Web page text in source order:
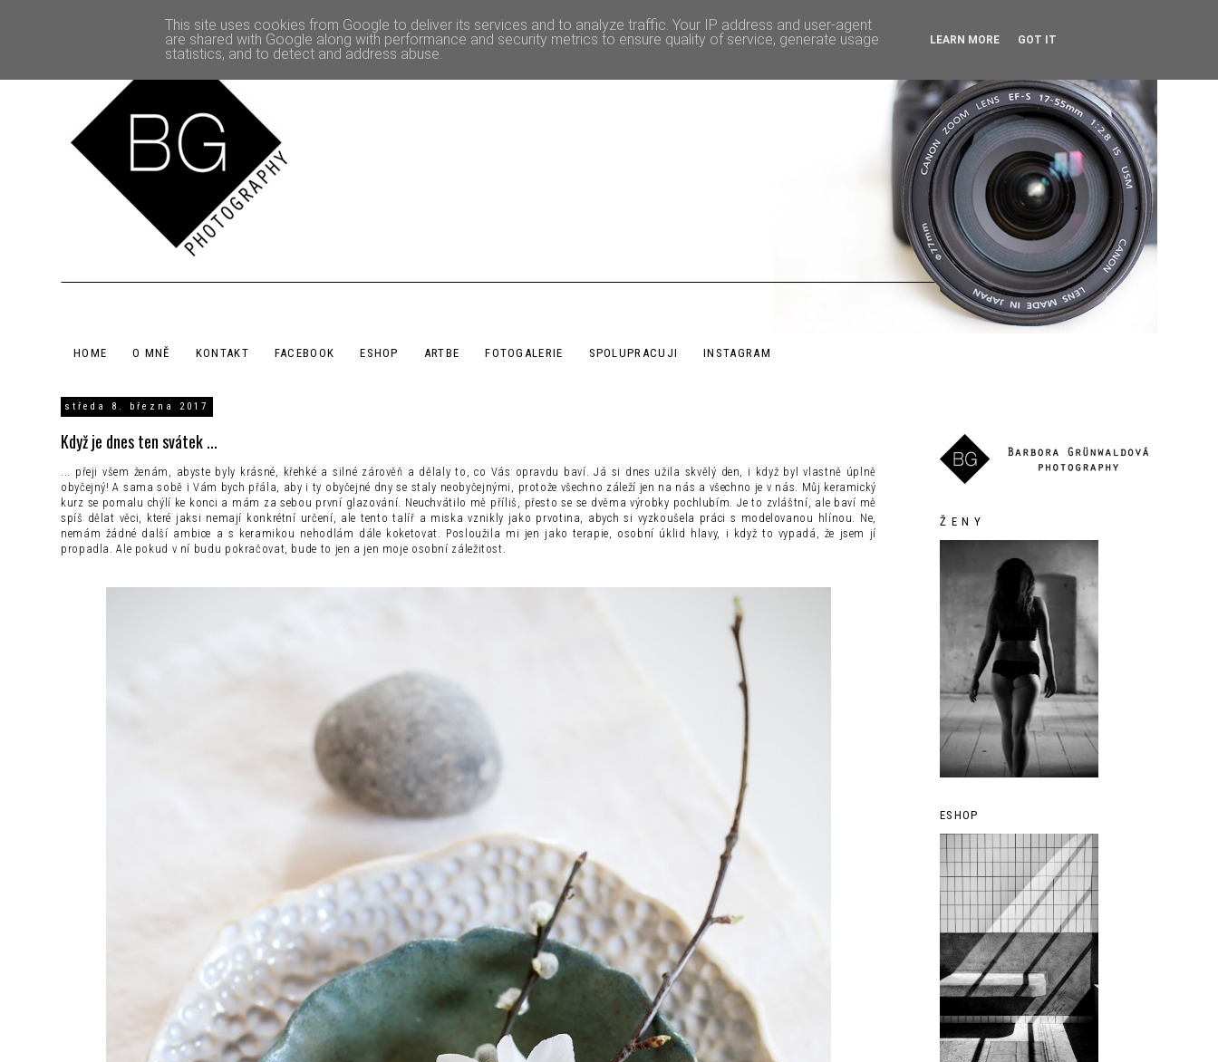
HOME O MNĚ KONTAKT FACEBOOK ESHOP ARTBE FOTOGALERIE SPOLUPRACUJI INSTAGRAM
středa 8. března 2017
Když je dnes ten svátek ...
... přeji všem ženám, abyste byly krásné, křehké a silné zárověň a dělaly to, co Vás opravdu baví. Já si dnes užila skvělý den, i když byl vlastně úplně
obyčejný! A sama sobě i Vám bych přála, aby i ty obyčejné dny se staly neobyčejnými, protože všechno záleží jen na nás a všechno je v nás. Můj keramický
kurz se pomalu chýlí ke konci a mám za sebou první glazování. Neuchvátilo mě příliš, přesto se se dvěma výrobky pochlubím. Je to zvláštní, ale baví mě
spíš dělat věci, které jaksi nemají konkrétní určení, ale tento talíř a miska vznikly jako prvotina, abych si vyzkoušela práci s modelovanou hlínou. Ne,
nemám žádné další ambice a s keramikou nehodlám dále koketovat. Posloužila mi jen jako terapie, osobní úklid hlavy, i když to vypadá, že jsem jí
propadla. Ale pokud v ní budu pokračovat, bude to jen a jen moje osobní záležitost.
Ž E N Y
ESHOP
This site uses cookies from Google to deliver its services and to analyze traffic. Your IP address and user-agent
are shared with Google along with performance and security metrics to ensure quality of service, generate usage
statistics, and to detect and address abuse.
LEARN MORE GOT IT